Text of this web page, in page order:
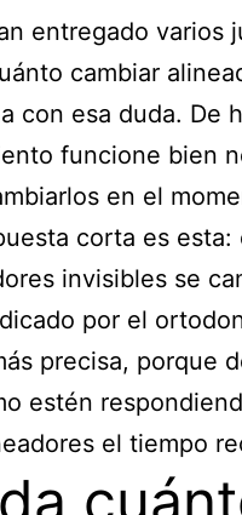
entregado varios
cambiar
con esa duda. De
funcione bien
en el
corta es
invisibles se
por el
precisa, porque
estén
el tiempo